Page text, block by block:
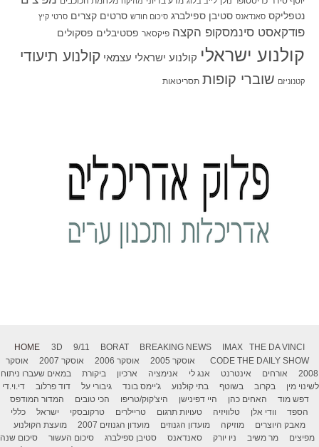
נטפליקס סאנדאנס סטיבן ספילברג סיכום חודש סרטים קצרים סרטי קיץ
פודקאסט סינמסקופ הקצה פיקסאר פסטיבלים פסקולים
קולנוע ישראלי קולנוע ישראלי עצמאי קולנוע תיעודי
קטנוניזם שוברי קופות תסריטאות
HOME 3D 9/11 BORAT BREAKING NEWS IMAX
THE DA VINCI
CODE THE DAILY SHOW אוסקר 2005 אוסקר 2006 אוסקר 2007
אוסקר
2008
אורחים אינטרנט אנג לי אנימציה ארכיון ביקורת
במאים שעברו ניתוח
לשינוי מין
בקרוב בשוטף בתי קולנוע ג'יימס בונד גיבורי על דוד פרלוב
די.וי.די
דפש מוד
האחים כהן היי דפינישן היצ'קוק/טריפו הכי טובים
המדור המודפס
הספד
וודי אלן טלוויזיה טעויות תרגום טריילרים טרקובסקי ישראל
כללי
מאבק היוצרים
מוזיקה מועדון הגנוזים מועדון הגנוזים 2007
מועצת הקולנוע
מפיצים
מר משיב ניו יורק סאנדאנס סטיבן ספילברג סיכום העשור
סיכום שנה